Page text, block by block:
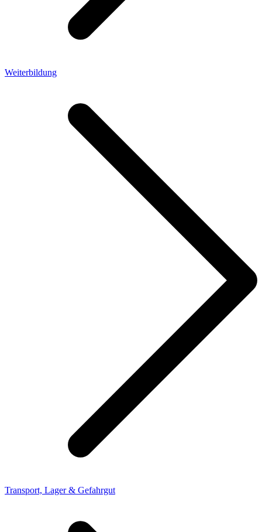
Weiterbildung
Transport, Lager & Gefahrgut